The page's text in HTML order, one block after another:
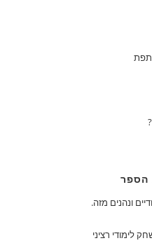
הספר
ונהנים מזה.